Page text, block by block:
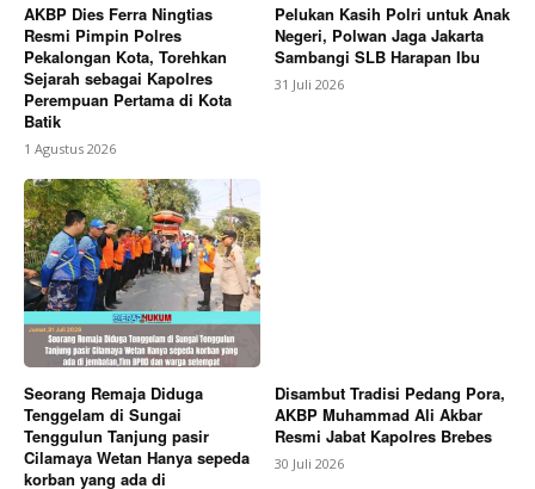
AKBP Dies Ferra Ningtias
Resmi Pimpin Polres
Pekalongan Kota, Torehkan
Sejarah sebagai Kapolres
Perempuan Pertama di Kota
Batik
1 Agustus 2026
Pelukan Kasih Polri untuk Anak
Negeri, Polwan Jaga Jakarta
Sambangi SLB Harapan Ibu
31 Juli 2026
Seorang Remaja Diduga
Tenggelam di Sungai
Tenggulun Tanjung pasir
Cilamaya Wetan Hanya sepeda
korban yang ada di
Disambut Tradisi Pedang Pora,
AKBP Muhammad Ali Akbar
Resmi Jabat Kapolres Brebes
30 Juli 2026